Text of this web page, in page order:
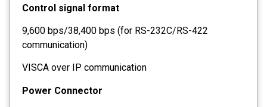
Control signal format
9,600 bps/38,400 bps (for RS-232C/RS-422
communication)
VISCA over IP communication
Power Connector